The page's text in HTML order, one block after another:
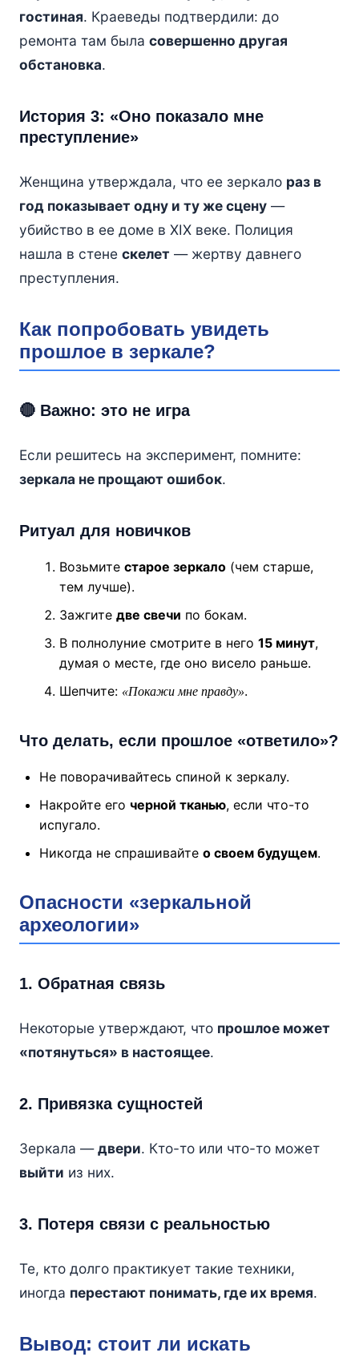
гостиная. Краеведы подтвердили: до
ремонта там была совершенно другая
обстановка.
История 3: «Оно показало мне
преступление»
Женщина утверждала, что ее зеркало раз в
год показывает одну и ту же сцену—
убийство в ее доме в XIX веке. Полиция
нашла в стене скелет — жертву давнего
преступления.
Как попробовать увидеть
прошлое в зеркале?
🔴 Важно: это не игра
Если решитесь на эксперимент, помните:
зеркала не прощают ошибок.
Ритуал для новичков
Возьмите старое зеркало(чем старше,
тем лучше).
Зажгите две свечи по бокам.
В полнолуние смотрите в него 15 минут,
думая о месте, где оно висело раньше.
Шепчите: «Покажи мне правду».
Что делать, если прошлое «ответило»?
Не поворачивайтесь спиной к зеркалу.
Накройте его черной тканью, если что-то
испугало.
Никогда не спрашивайте о своем будущем.
Опасности «зеркальной
археологии»
1. Обратная связь
Некоторые утверждают, что прошлое может
«потянуться» в настоящее.
2. Привязка сущностей
Зеркала —двери. Кто-то или что-то может
выйти из них.
3. Потеря связи с реальностью
Те, кто долго практикует такие техники,
иногда перестают понимать, где их время.
Вывод: стоит ли искать